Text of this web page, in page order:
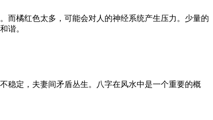
而橘红色太多，可能会对人的神经系统产生压力。少量的
谐。
稳定，夫妻间矛盾丛生。八字在风水中是一个重要的概